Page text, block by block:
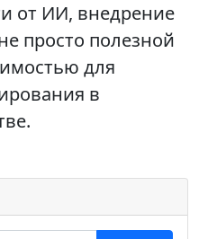
от ИИ, внедрение
просто полезной
для
в